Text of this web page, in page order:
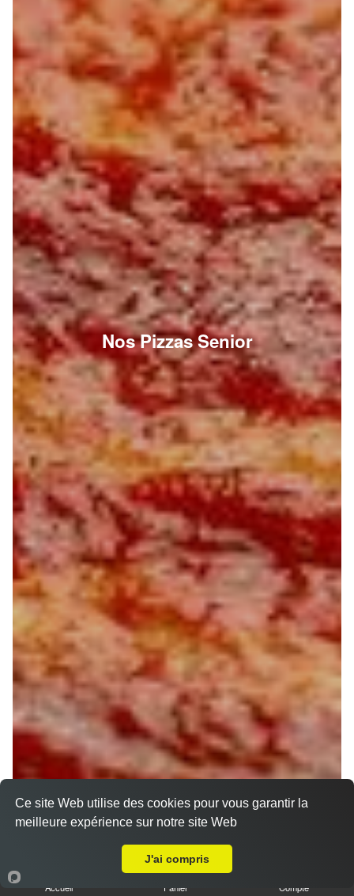
Nos Pizzas Senior
Accueil Panier Compte
Ce site Web utilise des cookies pour vous garantir la
meilleure expérience sur notre site Web
J'ai compris